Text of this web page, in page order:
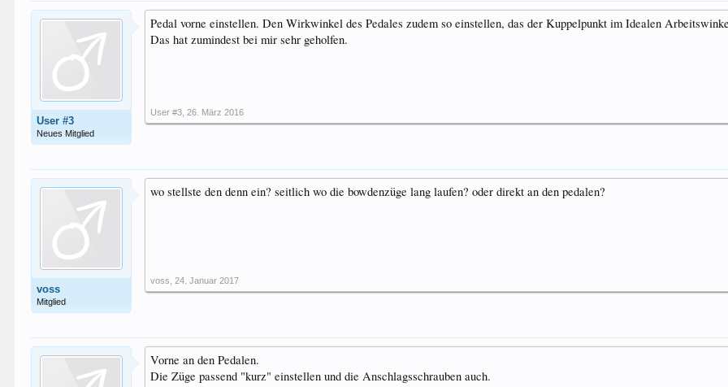
User #3
Neues Mitglied
Pedal vorne einstellen. Den Wirkwinkel des Pedales zudem so einstellen, das der Kuppelpunkt im Idealen
Das hat zumindest bei mir sehr geholfen.
User #3 26. März 2016
voss
Mitglied
wo stellste den denn ein? seitlich wo die bowdenzüge lang laufen? oder direkt an den pedalen?
voss 24. Januar 2017
Vorne an den Pedalen.
Die Züge passend "kurz" einstellen und die Anschlagsschrauben auch.